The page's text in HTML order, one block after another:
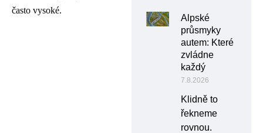
často vysoké.
Alpské
průsmyky
autem: Které
zvládne
každý
7.8.2026
Klidně to
řekneme
rovnou.